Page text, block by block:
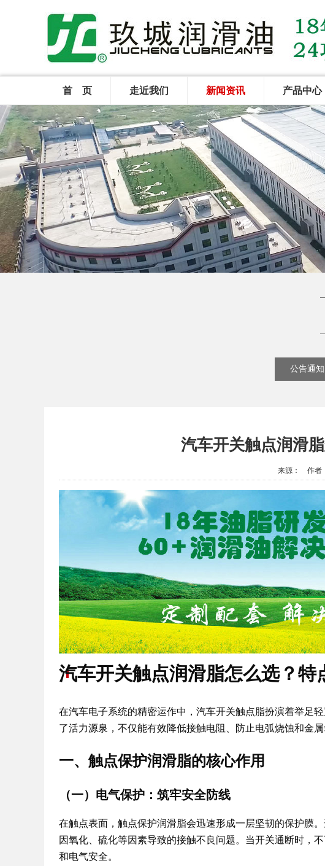
首 页 走近我们 新闻资讯 产品中心
公告通知
汽车开关触点润滑
来源： 作者
汽车开关触点润滑脂怎么选？
在汽车电子系统的精密运作中，汽车开关触点脂扮演着举足
了活力源泉，不仅能有效降低接触电阻、防止电弧烧蚀和金
一、触点保护润滑脂的核心作用
（一）电气保护：筑牢安全防线
在触点表面，触点保护润滑脂会迅速形成一层坚韧的保护膜
因氧化、硫化等因素导致的接触不良问题。当开关通断时，
和电气安全。